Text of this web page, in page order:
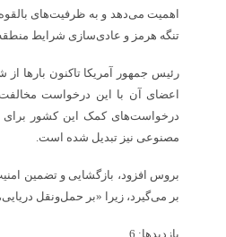
اهمیت می‌دهد و به ظرفیت‌های
تنگه هرمز و عادی‌سازی شرایط
رئیس جمهور آمریکا تاکنون بارها
اعضای آن با این درخواست
درخواست‌های کمک این کشور برای
مصنوعی نیز تبدیل شده است.
بروس افزود، بازگشایی و تضمین
بر می‌گیرد، زیرا «بر حمل‌ونقل
بازدیدها: 6